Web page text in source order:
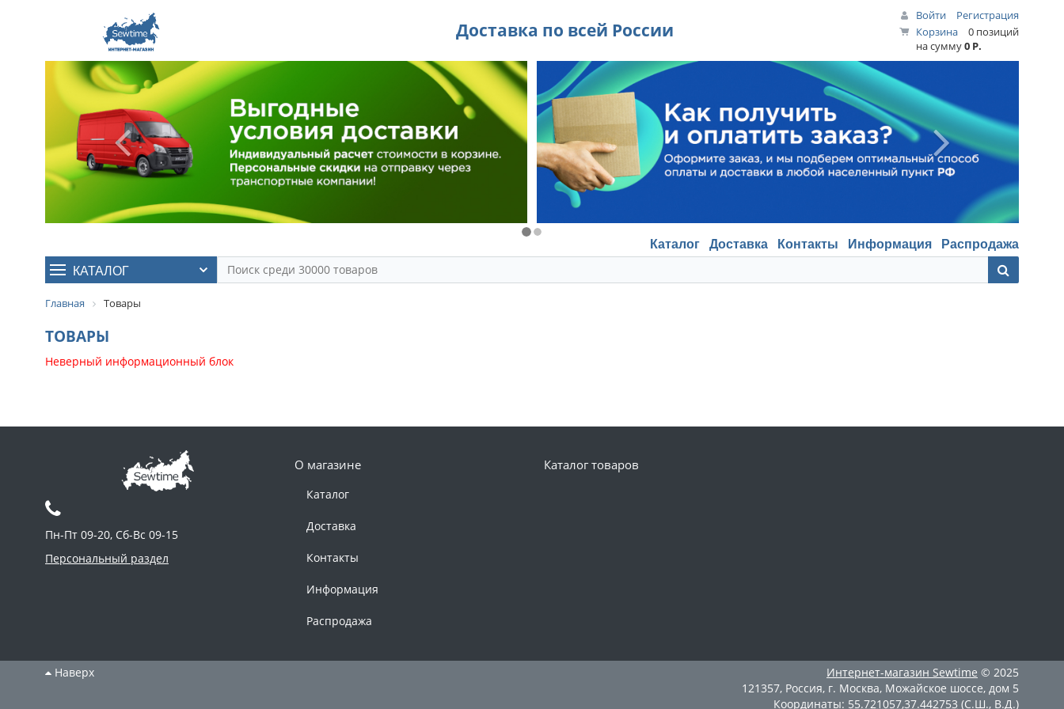
Войти
Регистрация
Корзина
0 позиций
на сумму0 Р.
Доставка по всей России
Каталог Доставка Контакты Информация Распродажа
КАТАЛОГ
Главная Товары
ТОВАРЫ
Неверный информационный блок
О магазине
Каталог
Доставка
Контакты
Информация
Распродажа
Каталог товаров
Пн-Пт 09-20, Сб-Вс 09-15
Персональный раздел
Наверх Интернет-магазин Sewtime © 2025
121357, Россия, г. Москва, Можайское шоссе, дом 5
Координаты: 55.721057,37.442753 (С.Ш., В.Д.)